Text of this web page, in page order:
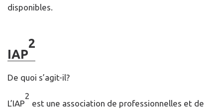
disponibles.
IAP
2
De quoi s’agit-il?
L’IAP
2
est une association de professionnelles et de